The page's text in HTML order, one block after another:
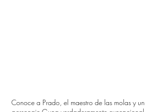
Conoce a Prado, el maestro de las molas y un